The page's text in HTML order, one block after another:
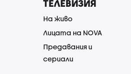
ТЕЛЕВИЗИЯ
На живо
Лицата на NOVA
Предавания и
сериали